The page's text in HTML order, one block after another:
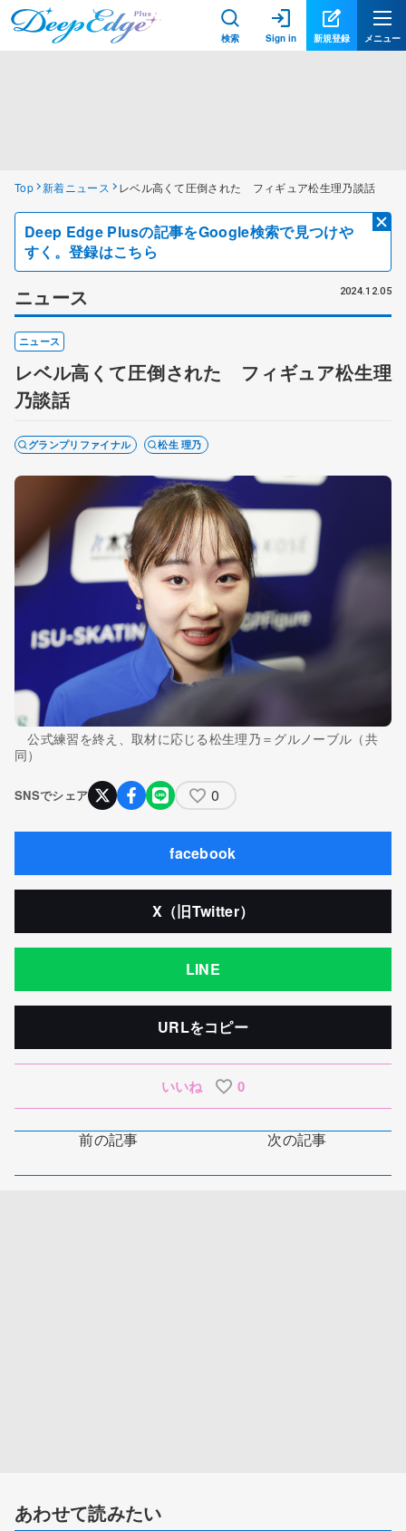
検索 Sign in 新規登録 メニュー
Top 新着ニュース レベル高くて圧倒された フィギュア松生理乃談話
Deep Edge Plusの記事をGoogle検索で見つけや
すく。登録はこちら
ニュース 2024.12.05
ニュース
レベル高くて圧倒された フィギュア松生理
乃談話
グランプリファイナル 松生 理乃
公式練習を終え、取材に応じる松生理乃＝グルノーブル（共
同）
SNSでシェア 0
facebook
X（旧Twitter）
LINE
URLをコピー
いいね 0
前の記事 次の記事
あわせて読みたい